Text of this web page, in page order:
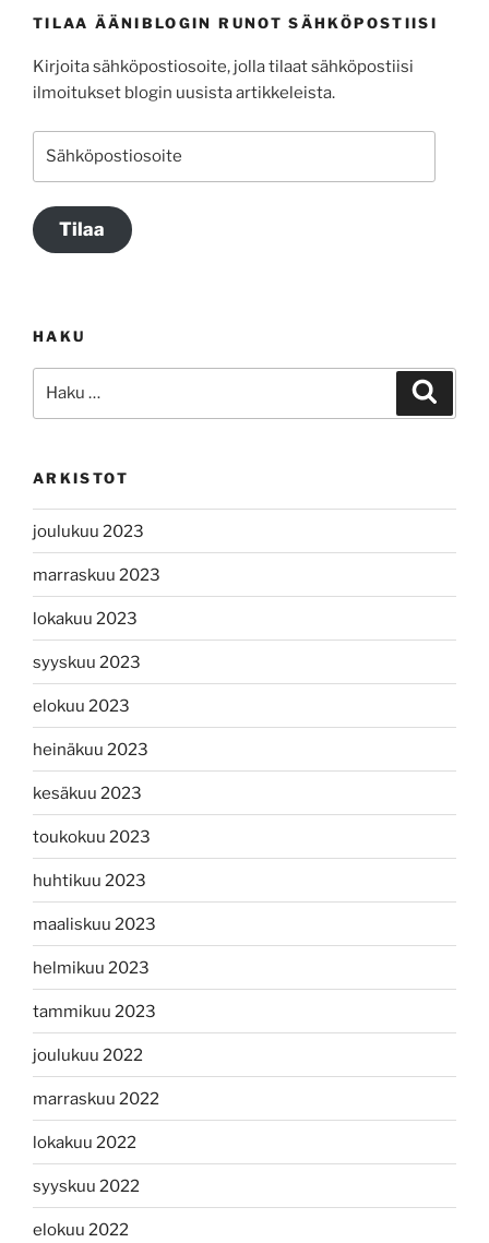
TILAA ÄÄNIBLOGIN RUNOT SÄHKÖPOSTIISI
Kirjoita sähköpostiosoite, jolla tilaat sähköpostiisi
ilmoitukset blogin uusista artikkeleista.
Tilaa
HAKU
ARKISTOT
joulukuu 2023
marraskuu 2023
lokakuu 2023
syyskuu 2023
elokuu 2023
heinäkuu 2023
kesäkuu 2023
toukokuu 2023
huhtikuu 2023
maaliskuu 2023
helmikuu 2023
tammikuu 2023
joulukuu 2022
marraskuu 2022
lokakuu 2022
syyskuu 2022
elokuu 2022